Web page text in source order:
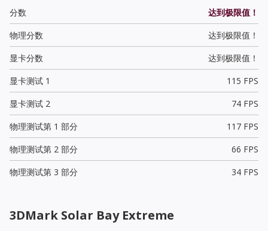
分数
达到极限值！
物理分数
达到极限值！
显卡分数
达到极限值！
显卡测试 1
115 FPS
显卡测试 2
74 FPS
物理测试第 1 部分
117 FPS
物理测试第 2 部分
66 FPS
物理测试第 3 部分
34 FPS
3DMark Solar Bay Extreme